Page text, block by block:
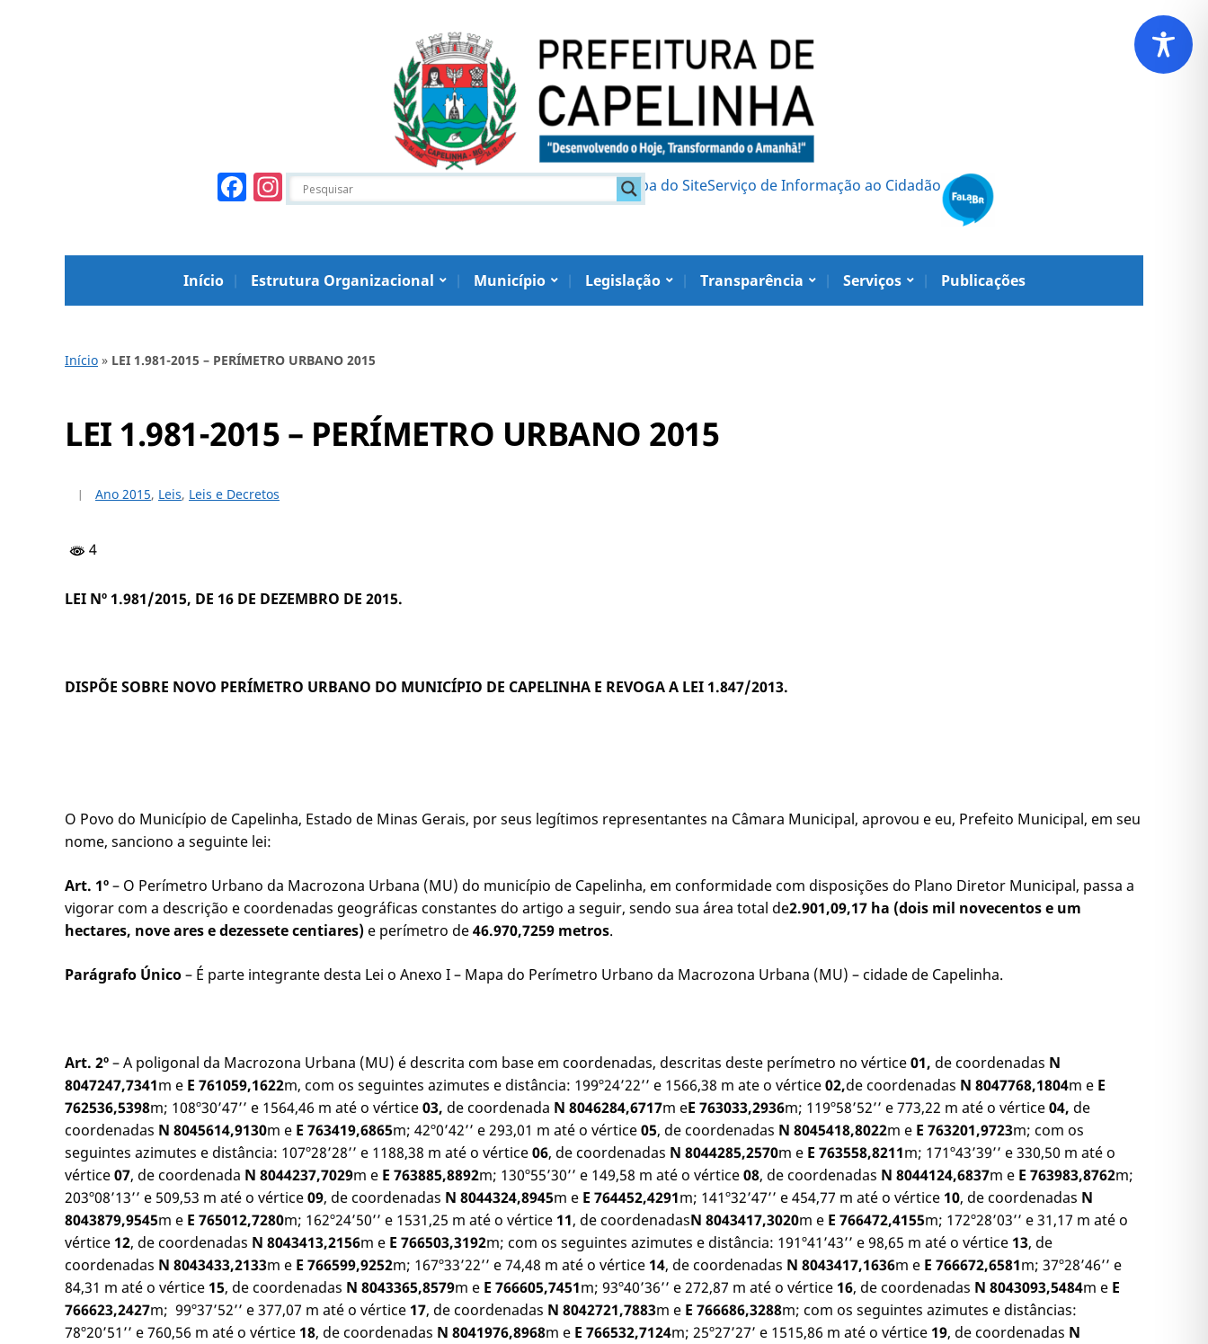
Facebook
Instagram Mapa do SiteServiço de Informação ao Cidadão
Início Estrutura Organizacional Município Legislação Transparência Serviços Publicações
Início » LEI 1.981-2015 – PERÍMETRO URBANO 2015
LEI 1.981-2015 – PERÍMETRO URBANO 2015
Ano 2015, Leis, Leis e Decretos
4
LEI Nº 1.981/2015, DE 16 DE DEZEMBRO DE 2015.
DISPÕE SOBRE NOVO PERÍMETRO URBANO DO MUNICÍPIO DE CAPELINHA E REVOGA A LEI 1.847/2013.
O Povo do Município de Capelinha, Estado de Minas Gerais, por seus legítimos representantes na Câmara Municipal, aprovou e eu, Prefeito Municipal, em seu
nome, sanciono a seguinte lei:
Art. 1º– O Perímetro Urbano da Macrozona Urbana (MU) do município de Capelinha, em conformidade com disposições do Plano Diretor Municipal, passa a
vigorar com a descrição e coordenadas geográficas constantes do artigo a seguir, sendo sua área total de2.901,09,17 ha (dois mil novecentos e um
hectares, nove ares e dezessete centiares) e perímetro de46.970,7259 metros.
Parágrafo Único– É parte integrante desta Lei o Anexo I – Mapa do Perímetro Urbano da Macrozona Urbana (MU) – cidade de Capelinha.
Art. 2º– A poligonal da Macrozona Urbana (MU) é descrita com base em coordenadas, descritas deste perímetro no vértice01, de coordenadas N
8047247,7341m e E 761059,1622m, com os seguintes azimutes e distância: 199º24’22’’ e 1566,38 m ate o vértice02,de coordenadas N 8047768,1804m e E
762536,5398m; 108º30’47’’ e 1564,46 m até o vértice03, de coordenada N 8046284,6717m eE 763033,2936m; 119º58’52’’ e 773,22 m até o vértice04, de
coordenadas N 8045614,9130m e E 763419,6865m; 42º0’42’’ e 293,01 m até o vértice05, de coordenadas N 8045418,8022m e E 763201,9723m; com os
seguintes azimutes e distância: 107º28’28’’ e 1188,38 m até o vértice06, de coordenadas N 8044285,2570m e E 763558,8211m; 171º43’39’’ e 330,50 m até o
vértice07, de coordenada N 8044237,7029m e E 763885,8892m; 130º55’30’’ e 149,58 m até o vértice08, de coordenadas N 8044124,6837m e E 763983,8762m;
203º08’13’’ e 509,53 m até o vértice09, de coordenadas N 8044324,8945m e E 764452,4291m; 141º32’47’’ e 454,77 m até o vértice 10, de coordenadas N
8043879,9545m e E 765012,7280m; 162º24’50’’ e 1531,25 m até o vértice 11, de coordenadasN 8043417,3020m e E 766472,4155m; 172º28’03’’ e 31,17 m até o
vértice 12, de coordenadas N 8043413,2156m e E 766503,3192m; com os seguintes azimutes e distância: 191º41’43’’ e 98,65 m até o vértice 13, de
coordenadas N 8043433,2133m e E 766599,9252m; 167º33’22’’ e 74,48 m até o vértice 14, de coordenadas N 8043417,1636m e E 766672,6581m; 37º28’46’’ e
84,31 m até o vértice 15, de coordenadas N 8043365,8579m e E 766605,7451m; 93º40’36’’ e 272,87 m até o vértice 16, de coordenadas N 8043093,5484m e E
766623,2427m; 99º37’52’’ e 377,07 m até o vértice 17, de coordenadas N 8042721,7883m e E 766686,3288m; com os seguintes azimutes e distâncias:
78º20’51’’ e 760,56 m até o vértice 18, de coordenadas N 8041976,8968m e E 766532,7124m; 25º27’27’ e 1515,86 m até o vértice 19, de coordenadas N